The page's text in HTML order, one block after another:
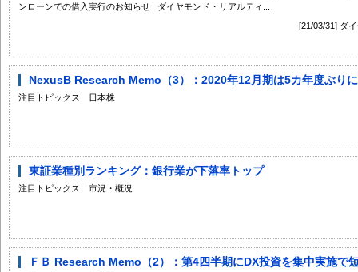
ンローンでの借入実行のお知らせ ダイヤモンド・リアルティ...
[21/03/31] ダ
NexusB Research Memo（3）：2020年12月期は5カ年度ぶり
注目トピックス 日本株
東証業種別ランキング：銀行業が下落率トップ
注目トピックス 市況・概況
ＦＢ Research Memo（2）：第4四半期にDX投資を集中実施で